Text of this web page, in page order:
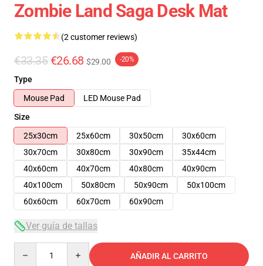
Zombie Land Saga Desk Mat
(2 customer reviews)
€33.35 €26.68 $29.00 -20%
Type
Mouse Pad
LED Mouse Pad
Size
25x30cm
25x60cm 30x50cm
30x60cm
30x70cm
30x80cm 30x90cm
35x44cm
40x60cm
40x70cm 40x80cm
40x90cm
40x100cm
50x80cm 50x90cm
50x100cm
60x60cm
60x70cm 60x90cm
Ver guía de tallas
AÑADIR AL CARRITO